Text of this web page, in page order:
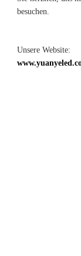
Unsere Website: